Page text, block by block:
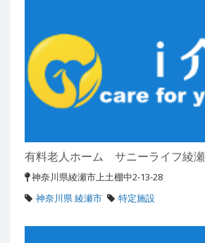
有料老人ホーム サニーライフ綾瀬
神奈川県綾瀬市上土棚中2-13-28
神奈川県 綾瀬市
特定施設